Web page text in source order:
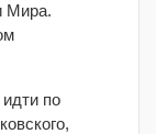
Мира.
по